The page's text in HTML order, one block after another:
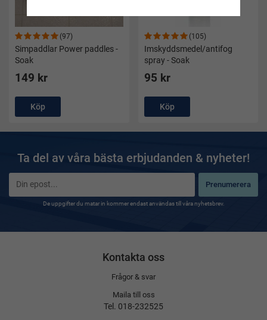
(97)
Simpaddlar Power paddles -
Soak
149 kr
Köp
(105)
Imskyddsmedel/antifog
spray - Soak
95 kr
Köp
Ta del av våra bästa erbjudanden & nyheter!
Prenumerera
De uppgifter du matar in kommer endast användas till våra nyhetsbrev.
Kontakta oss
Frågor & svar
Maila till oss
Tel. 018-232525